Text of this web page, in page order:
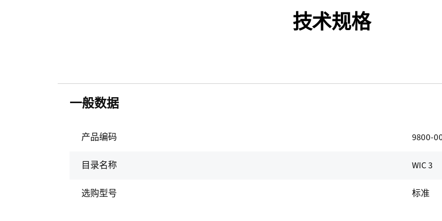
技术规格
一般数据
产品编码 9800-
目录名称 WIC 3
选购型号 标准